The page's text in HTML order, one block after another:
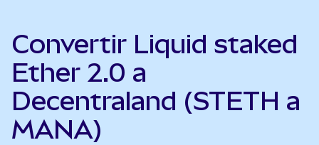
Convertir Liquid staked
Ether 2.0 a
Decentraland (STETH a
MANA)